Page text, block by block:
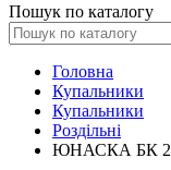
Пошук по каталогу
Головна
Купальники
Купальники
Роздільні
ЮНАСКА БК 2